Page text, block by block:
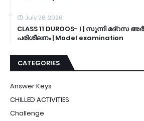
July 28, 2026
CLASS 11 DUROOS- I | സുന്നി മദ്റസ
പരിശീലനം | Model examination
CATEGORIES
Answer Keys
CHILLED ACTIVITIES
Challenge